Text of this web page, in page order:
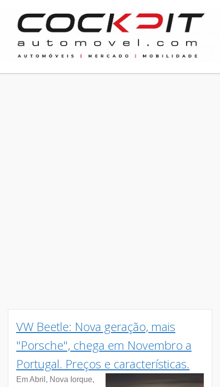
VW Beetle: Nova geração, mais
"Porsche", chega em Novembro a
Portugal. Preços e características.
Em Abril, Nova Iorque,